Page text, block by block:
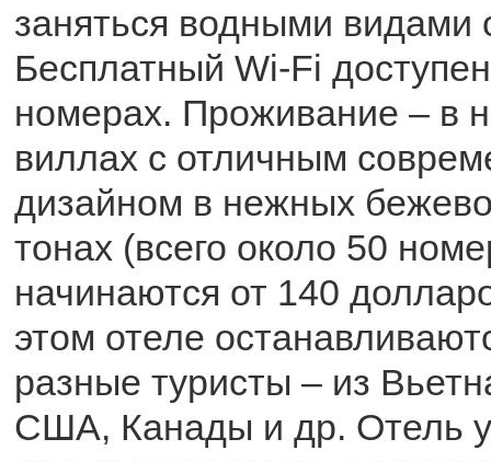
заняться водными видами
Бесплатный Wi-Fi
номерах. Проживание – в
виллах с отличным
дизайном в нежных
тонах (всего около 50
начинаются от 140
этом отеле
разные туристы – из
США, Канады и др. Отель